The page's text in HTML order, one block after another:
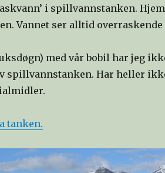
i spillvannstanken.
Vannet ser alltid overraskende
med vår bobil har jeg
spillvannstanken. Har heller
tanken.